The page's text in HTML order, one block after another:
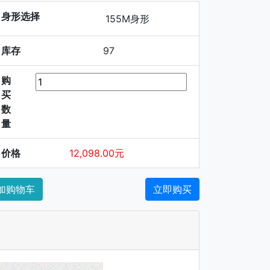
身形选择 155M身形
库存 97
购
买
数
量
价格 12,098.00元
购物车 立即购买